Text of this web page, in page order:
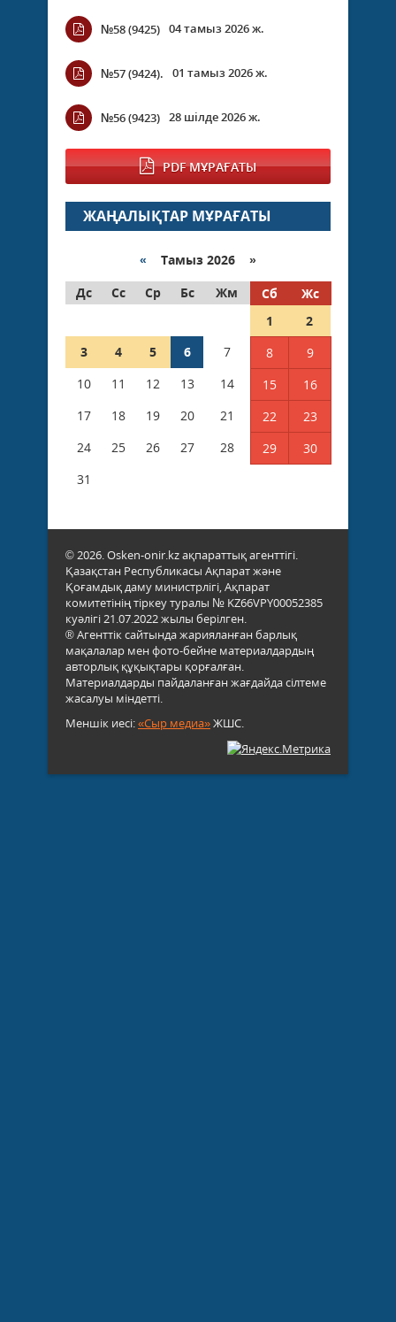
№58 (9425) 04 тамыз 2026 ж.
№57 (9424). 01 тамыз 2026 ж.
№56 (9423) 28 шілде 2026 ж.
PDF МҰРАҒАТЫ
ЖАҢАЛЫҚТАР МҰРАҒАТЫ
« Тамыз 2026 »
Дс
Сс Ср Бс Жм Сб
Жс
1
2
3
4 5 6 7 8
9
10
11 12 13 14 15
16
17
18 19 20 21 22
23
24
25 26 27 28 29
30
31
© 2026. Osken-onir.kz ақпараттық агенттігі.
Қазақстан Республикасы Ақпарат және
Қоғамдық даму министрлігі, Ақпарат
комитетінің тіркеу туралы № KZ66VPY00052385
куәлігі 21.07.2022 жылы берілген.
® Агенттік сайтында жарияланған барлық
мақалалар мен фото-бейне материалдардың
авторлық құқықтары қорғалған.
Материалдарды пайдаланған жағдайда сілтеме
жасалуы міндетті.
Меншік иесі:«Сыр медиа»ЖШС.